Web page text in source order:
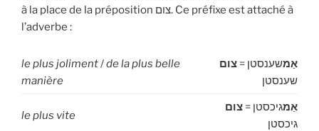
à la place de la préposition צום. Ce préfixe est attaché à
l’adverbe :
le plus joliment/de la plus belle
manière
אַמשענסטן = צום
שענסטן
le plus vite
אַמגיכסטן = צום
גיכסטן